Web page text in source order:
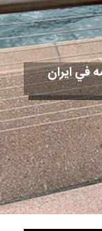
في ايران